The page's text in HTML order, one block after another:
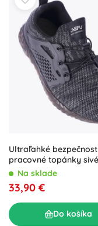
ako šnurovanie,
Nízke aj vysoké
aj výrazné vzory –
mesta až po
odolným švom a
pohodlie,istý kroka
Ultraľahké
pracovné topánky
45 Na sklade
33,90 €
Do košíka